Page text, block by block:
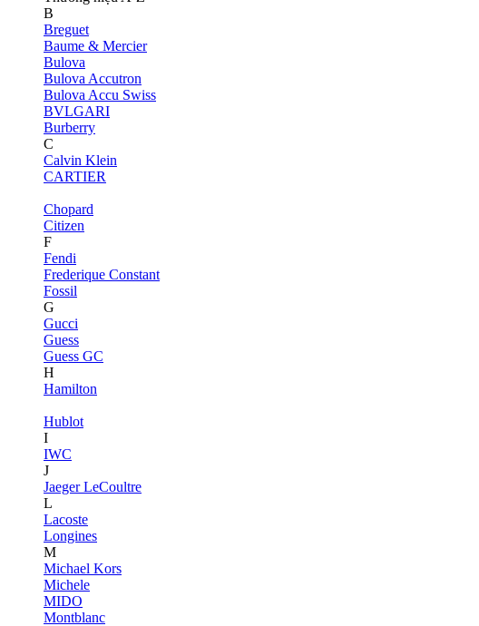
B
Breguet
Baume & Mercier
Bulova
Bulova Accutron
Bulova Accu Swiss
BVLGARI
Burberry
C
Calvin Klein
CARTIER
Chopard
Citizen
F
Fendi
Frederique Constant
Fossil
G
Gucci
Guess
Guess GC
H
Hamilton
Hublot
I
IWC
J
Jaeger LeCoultre
L
Lacoste
Longines
M
Michael Kors
Michele
MIDO
Montblanc